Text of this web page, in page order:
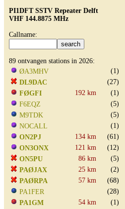
PI1DFT SSTV Repeater Delft
VHF 144.8875 MHz
Callname:
89 ontvangen stations in 2026:
ØA3MHV
(1)
DL9DAC
(27)
FØGFI
192 km
(1)
F6EQZ
(5)
M9TDK
(5)
NOCALL
(1)
ON2PJ
134 km
(61)
ON3ONX
121 km
(12)
ON5PU
86 km
(5)
PAØJAX
25 km
(2)
PAØRPA
57 km
(68)
PA1FER
(28)
PA1GM
54 km
(1)